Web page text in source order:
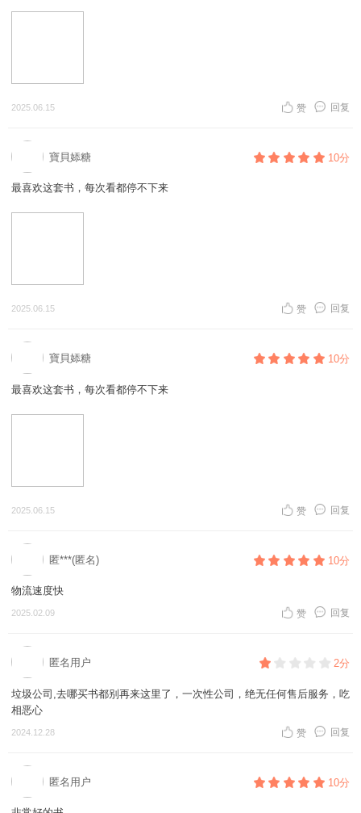
2025.06.15 回复
赞
寶貝婖糖 10分
最喜欢这套书，每次看都停不下来
2025.06.15 回复
赞
寶貝婖糖 10分
最喜欢这套书，每次看都停不下来
2025.06.15 回复
赞
匿***(匿名) 10分
物流速度快
2025.02.09 回复
赞
匿名用户 2分
垃圾公司,去哪买书都别再来这里了，一次性公司，绝无任何售后服务，吃
相恶心
2024.12.28 回复
赞
匿名用户 10分